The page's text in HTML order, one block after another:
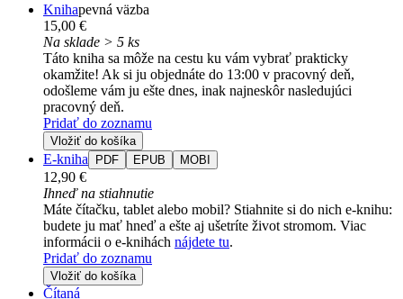
Knihapevná väzba
15,00 €
Na sklade > 5 ks
Táto kniha sa môže na cestu ku vám vybrať prakticky
okamžite! Ak si ju objednáte do 13:00 v pracovný deň,
odošleme vám ju ešte dnes, inak najneskôr nasledujúci
pracovný deň.
Pridať do zoznamu
Vložiť do košíka
E-kniha PDF EPUB MOBI
12,90 €
Ihneď na stiahnutie
Máte čítačku, tablet alebo mobil? Stiahnite si do nich e-knihu:
budete ju mať hneď a ešte aj ušetríte život stromom. Viac
informácii o e-knihách nájdete tu.
Pridať do zoznamu
Vložiť do košíka
Čítaná